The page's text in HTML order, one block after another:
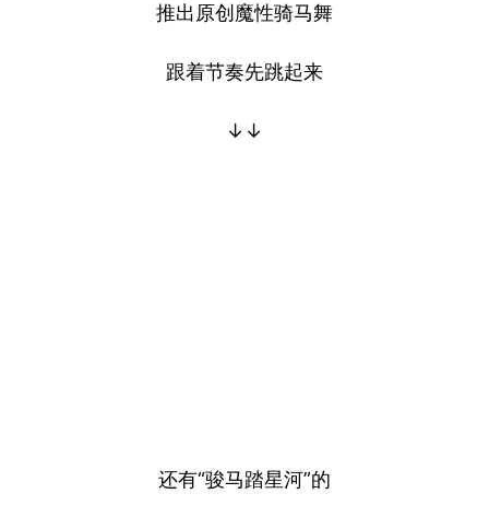
推出原创魔性骑马舞
跟着节奏先跳起来
↓↓
还有“骏马踏星河”的